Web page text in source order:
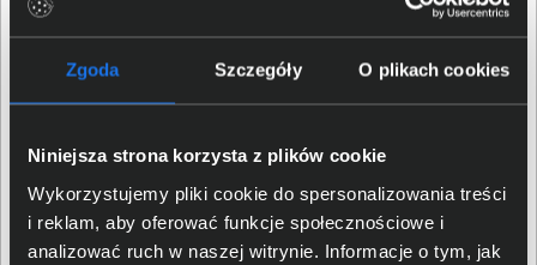
Zgoda Szczegóły O plikach cookies
Niniejsza strona korzysta z plików cookie
Wykorzystujemy pliki cookie do spersonalizowania treści
i reklam, aby oferować funkcje społecznościowe i
analizować ruch w naszej witrynie. Informacje o tym, jak
częstotliwość ładowania, a możliwość wymiany baterii i
poduszek nausznych wspiera długoterminowe